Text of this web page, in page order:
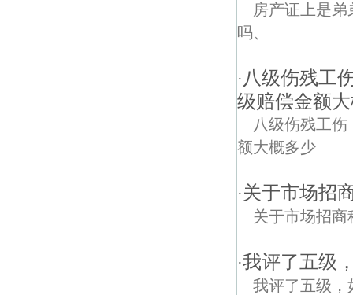
房产证上是
吗、
· 八级伤残工
级赔偿金额
八级伤残工
额大概多少
·关于市场招
关于市场招
·我评了五级
我评了五级，